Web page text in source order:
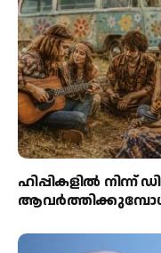
ഹിപ്പികളില്‍ നിന്ന്